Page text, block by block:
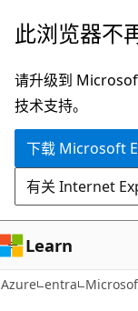
跳
主
要
内
此浏览器不
请升级到
技术支持。
下载 Microsoft
有关 Internet
Learn
Azure entra